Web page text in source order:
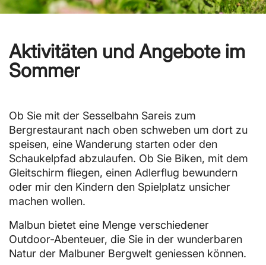
Aktivitäten und Angebote im
Sommer
Ob Sie mit der Sesselbahn Sareis zum
Bergrestaurant nach oben schweben um dort zu
speisen, eine Wanderung starten oder den
Schaukelpfad abzulaufen. Ob Sie Biken, mit dem
Gleitschirm fliegen, einen Adlerflug bewundern
oder mir den Kindern den Spielplatz unsicher
machen wollen.
Malbun bietet eine Menge verschiedener
Outdoor-Abenteuer, die Sie in der wunderbaren
Natur der Malbuner Bergwelt geniessen können.